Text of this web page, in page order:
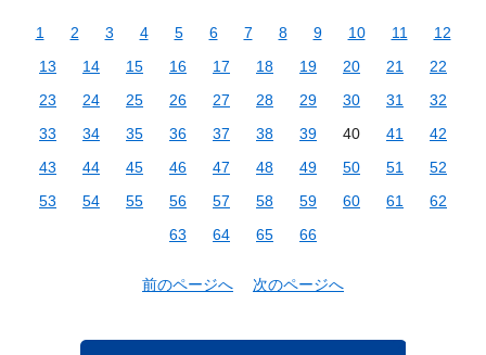
1 2 3 4 5 6 7 8 9 10 11
12
13
14 15 16 17 18 19 20 21
22
23
24 25 26 27 28 29 30 31
32
33
34 35 36 37 38 39 40 41
42
43
44 45 46 47 48 49 50 51
52
53
54 55 56 57 58 59 60 61
62
63
64 65 66
前のページへ 次のページへ